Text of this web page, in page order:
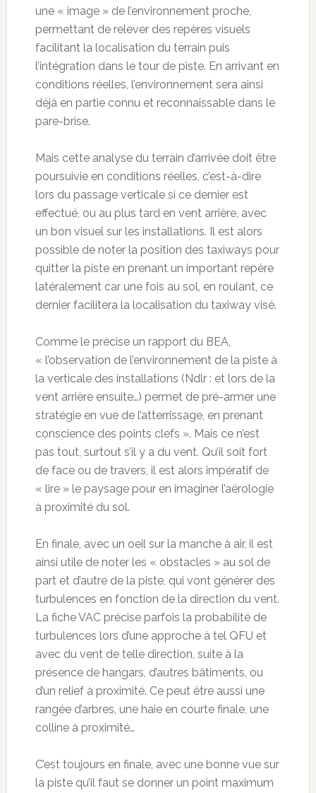
une « image » de l’environnement proche,
permettant de relever des repères visuels
facilitant la localisation du terrain puis
l’intégration dans le tour de piste. En arrivant en
conditions réelles, l’environnement sera ainsi
déjà en partie connu et reconnaissable dans le
pare-brise.
Mais cette analyse du terrain d’arrivée doit être
poursuivie en conditions réelles, c’est-à-dire
lors du passage verticale si ce dernier est
effectué, ou au plus tard en vent arrière, avec
un bon visuel sur les installations. Il est alors
possible de noter la position des taxiways pour
quitter la piste en prenant un important repère
latéralement car une fois au sol, en roulant, ce
dernier facilitera la localisation du taxiway visé.
Comme le précise un rapport du BEA,
« l’observation de l’environnement de la piste à
la verticale des installations (Ndlr : et lors de la
vent arrière ensuite…) permet de pré-armer une
stratégie en vue de l’atterrissage, en prenant
conscience des points clefs ». Mais ce n’est
pas tout, surtout s’il y a du vent. Qu’il soit fort
de face ou de travers, il est alors impératif de
« lire » le paysage pour en imaginer l’aérologie
à proximité du sol.
En finale, avec un oeil sur la manche à air, il est
ainsi utile de noter les « obstacles » au sol de
part et d’autre de la piste, qui vont générer des
turbulences en fonction de la direction du vent.
La fiche VAC précise parfois la probabilité de
turbulences lors d’une approche à tel QFU et
avec du vent de telle direction, suite à la
présence de hangars, d’autres bâtiments, ou
d’un relief à proximité. Ce peut être aussi une
rangée d’arbres, une haie en courte finale, une
colline à proximité…
C’est toujours en finale, avec une bonne vue sur
la piste qu’il faut se donner un point maximum